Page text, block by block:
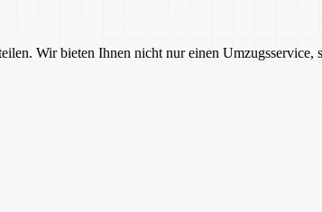
Wir bieten Ihnen nicht nur einen